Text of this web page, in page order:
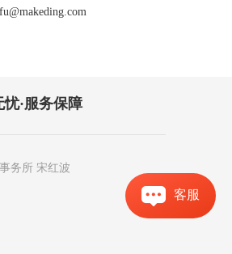
客服
忧·服务保障
务所 宋红波